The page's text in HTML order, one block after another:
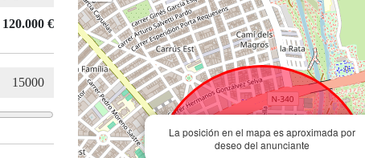
120.000 €
La posición en el mapa es aproximada por
deseo del anunciante